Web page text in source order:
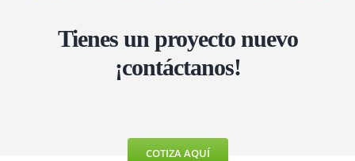
Tienes un proyecto nuevo
¡contáctanos!
COTIZA AQUÍ